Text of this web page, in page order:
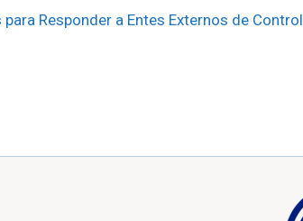
Responder a Entes Externos de Control